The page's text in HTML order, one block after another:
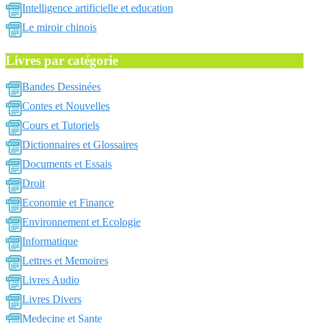
Intelligence artificielle et education
Le miroir chinois
Livres par catégorie
Bandes Dessinées
Contes et Nouvelles
Cours et Tutoriels
Dictionnaires et Glossaires
Documents et Essais
Droit
Economie et Finance
Environnement et Ecologie
Informatique
Lettres et Memoires
Livres Audio
Livres Divers
Medecine et Sante